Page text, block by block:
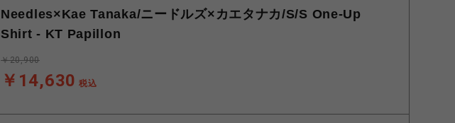
Needles×Kae Tanaka/ニードルズ×カエタナカ/S/S One-Up
Shirt - KT Papillon
￥14,630 税込
￥20,900